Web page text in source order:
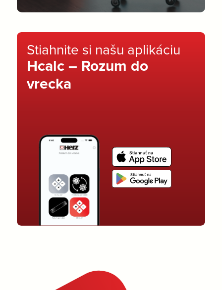
Stiahnite si našu aplikáciu
Hcalc – Rozum do
vrecka